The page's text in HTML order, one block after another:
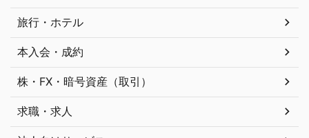
旅行・ホテル
本入会・成約
株・FX・暗号資産（取引）
求職・求人